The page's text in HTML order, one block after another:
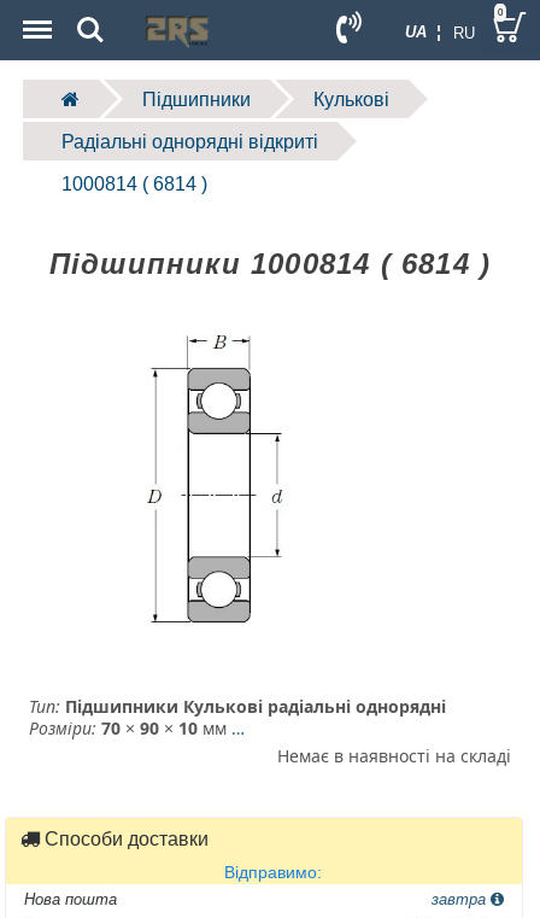
UA ¦ RU
Search 0
Підшипники Кулькові
Радіальні однорядні відкриті
1000814 ( 6814 )
Підшипники 1000814 ( 6814 )
Тип: Підшипники Кулькові радіальні однорядні
Розміри: 70 ×90 × 10 мм …
Немає в наявності на складі
Способи доставки
Відправимо:
Нова пошта
завтра